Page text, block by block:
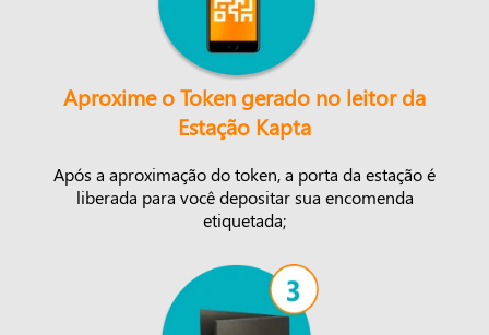
Aproxime o Token gerado no leitor da
Estação Kapta
Após a aproximação do token, a porta da estação é
liberada para você depositar sua encomenda
etiquetada;